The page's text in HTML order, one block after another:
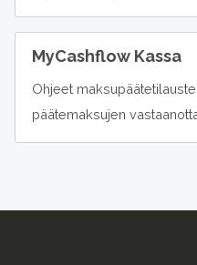
MyCashflow Kassa
Ohjeet
päätemaksujen